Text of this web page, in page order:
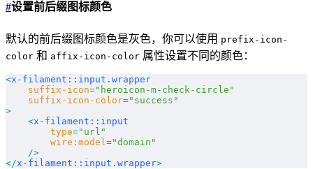
#设置前后缀图标颜色
默认的前后缀图标颜色是灰色，你可以使用 prefix-icon-
color 和 affix-icon-color 属性设置不同的颜色：
<x-filament::input.wrapper
    suffix-icon
="heroicon-m-check-circle"
    suffix-icon-color
="success"
>
    <
x-filament::input
        type
="url"
        wire:model
="domain"
    />
</x-filament::input.wrapper>